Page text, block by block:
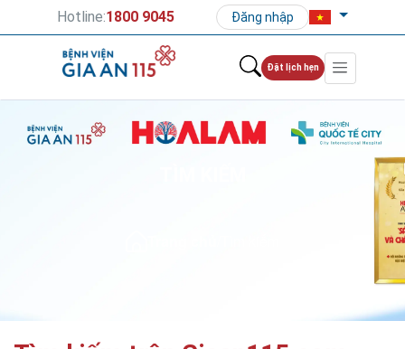
Hotline:1800 9045 Đăng nhập
Đặt lịch hẹn